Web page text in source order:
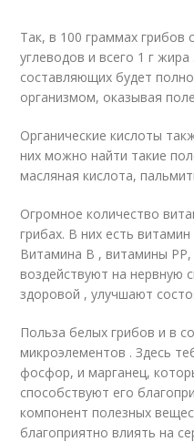
Так, в 100 граммах грибов
углеводов и всего 1 г
составляющих будет
организмом, оказывая
Органические кислоты
них можно найти такие
масляная кислота,
Огромное количество
грибах. В них есть
Витамина В , витамины РР,
воздействуют на нервную
здоровой , улучшают
Польза белых грибов и в
микроэлементов . Здесь
фосфор, и марганец,
способствуют его
компонент полезных
благоприятно влиять на